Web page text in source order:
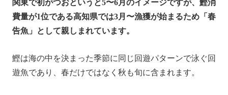
関東で初がつおというと5〜6月のイメージですが、鰹消
費量が1位である高知県では3月〜漁獲が始まるため「春
告魚」として親しまれています。
鰹は海の中を決まった季節に同じ回遊パターンで泳ぐ回
遊魚であり、春だけではなく秋も旬に含まれます。